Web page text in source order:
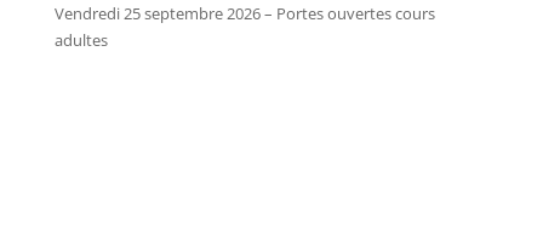
Vendredi 25 septembre 2026 – Portes ouvertes cours
adultes